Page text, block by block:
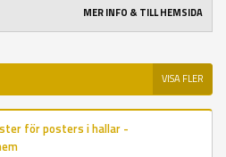
MER INFO & TILL HEMSIDA
VISA FLER
för posters i hallar -